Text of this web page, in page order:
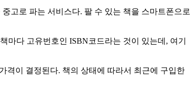
고로 파는 서비스다. 팔 수 있는 책을 스마트폰으로
마다 고유번호인 ISBN코드라는 것이 있는데, 여기
격이 결정된다. 책의 상태에 따라서 최근에 구입한